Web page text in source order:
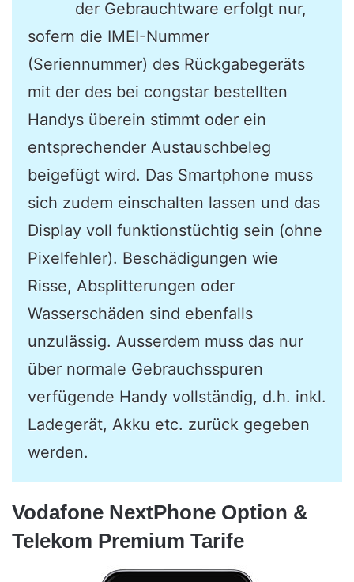
der Gebrauchtware erfolgt nur,
sofern die IMEI-Nummer
(Seriennummer) des Rückgabegeräts
mit der des bei congstar bestellten
Handys überein stimmt oder ein
entsprechender Austauschbeleg
beigefügt wird. Das Smartphone muss
sich zudem einschalten lassen und das
Display voll funktionstüchtig sein (ohne
Pixelfehler). Beschädigungen wie
Risse, Absplitterungen oder
Wasserschäden sind ebenfalls
unzulässig. Ausserdem muss das nur
über normale Gebrauchsspuren
verfügende Handy vollständig, d.h. inkl.
Ladegerät, Akku etc. zurück gegeben
werden.
Vodafone NextPhone Option &
Telekom Premium Tarife